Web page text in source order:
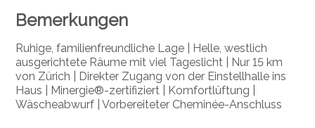
Bemerkungen
Ruhige, familienfreundliche Lage | Helle, westlich
ausgerichtete Räume mit viel Tageslicht | Nur 15 km
von Zürich | Direkter Zugang von der Einstellhalle ins
Haus | Minergie®-zertifiziert | Komfortlüftung |
Wäscheabwurf | Vorbereiteter Cheminée-Anschluss